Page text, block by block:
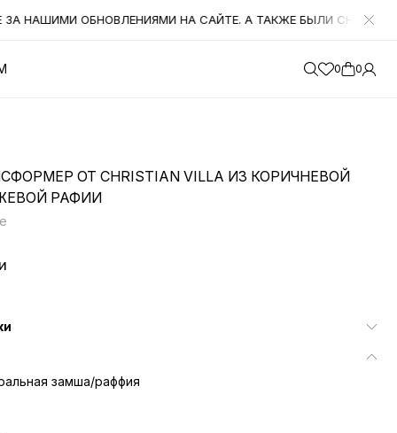
ОБНОВЛЕНИЯМИ НА САЙТЕ. А ТАКЖЕ БЫЛИ СНИЖЕНЫ
0 0
ОТ CHRISTIAN VILLA ИЗ КОРИЧНЕВОЙ
РАФИИ
замша/раффия